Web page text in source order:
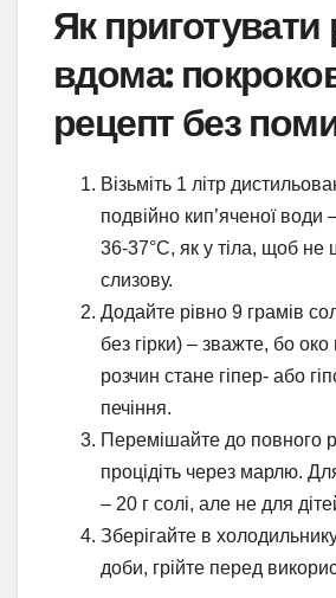
Як приготувати
вдома:
рецепт без
Візьміть 1 літр
подвійно кип’яченої води
36-37°C, як у тіла, щоб не
слизову.
Додайте рівно 9 грамів
без гірки) – зважте, бо око
розчин стане гіпер- або
печіння.
Перемішайте до повного
процідіть через марлю.
– 20 г солі, але не для
Зберігайте в
доби, грійте перед